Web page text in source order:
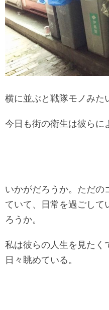
横に並ぶと戦隊モノみた
今日も街の衛生は彼らに
いかがだろうか。ただの
ていて、日常を過ごして
ろうか。
私は彼らの人生を見たく
日々眺めている。